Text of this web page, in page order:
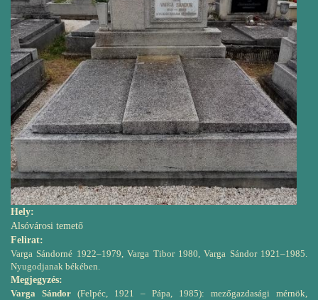
Hely:
Alsóvárosi temető
Felirat:
Varga Sándorné 1922–1979, Varga Tibor 1980, Varga Sándor 1921–1985.
Nyugodjanak békében.
Megjegyzés:
Varga Sándor (Felpéc, 1921 – Pápa, 1985): mezőgazdasági mérnök,